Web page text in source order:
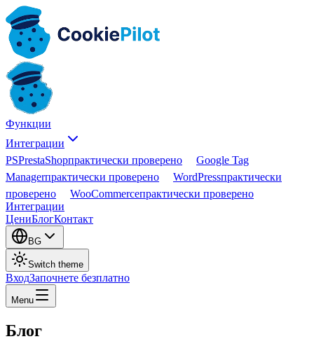
Функции
Интеграции
PSPrestaShopпрактически проверено
Google Tag
Managerпрактически проверено WordPressпрактически
проверено
WooCommerceпрактически проверено
Интеграции
ЦениБлогКонтакт
BG
Switch theme
ВходЗапочнете безплатно
Menu
Блог